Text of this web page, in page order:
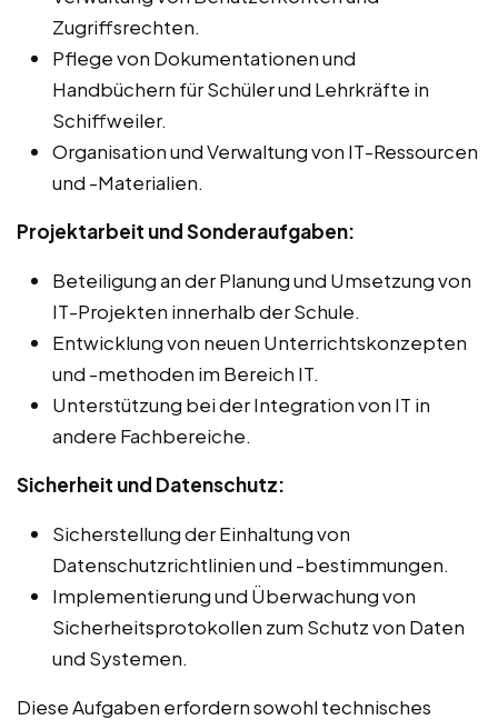
Zugriffsrechten.
Pflege von Dokumentationen und
Handbüchern für Schüler und Lehrkräfte in
Schiffweiler.
Organisation und Verwaltung von IT-Ressourcen
und -Materialien.
Projektarbeit und Sonderaufgaben:
Beteiligung an der Planung und Umsetzung von
IT-Projekten innerhalb der Schule.
Entwicklung von neuen Unterrichtskonzepten
und -methoden im Bereich IT.
Unterstützung bei der Integration von IT in
andere Fachbereiche.
Sicherheit und Datenschutz:
Sicherstellung der Einhaltung von
Datenschutzrichtlinien und -bestimmungen.
Implementierung und Überwachung von
Sicherheitsprotokollen zum Schutz von Daten
und Systemen.
Diese Aufgaben erfordern sowohl technisches